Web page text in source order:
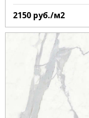
2150 руб./м2